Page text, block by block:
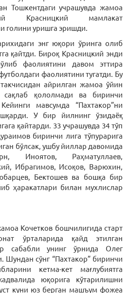
Тошкентдаги учрашувда жамоа
Красницкий мамлакат
голини уришга эришди.
энг юқори ўринга олиб
қайтди. Бироқ Красницкий энди
фаолиятини давом эттира
фаолиятини тугатди. Бу
айрилган жамоа ўйин
сақлаб қололмади ва биринчи
мавсумда “Пахтакор”ни
У бир йилнинг ўзидаёқ
қайтарди. 33 учрашувда 34 тўп
биринчи лига тўпурарига
бўлсак, ушбу йиллар давомида
Иноятов, Раҳматуллаев,
Ибрагимов, Исоқов, Варюхин,
Бектошев ва бошқа бир
ҳаракатлари билан мухлислар
Кочетков бошчилигида старт
ўрталарида қайд этилган
сабабли унинг ўрнида Олег
сўнг “Пахтакор” биринчи
кетма-кет мағлубиятга
юқорига кўтарилишни
куни юз берган машъум фожеа